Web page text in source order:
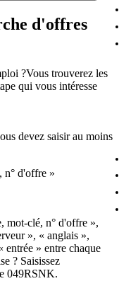
d'offres
?Vous trouverez les
qui vous intéresse
devez saisir au moins
n° d'offre »
mot-clé, n° d'offre »,
», « anglais »,
entrée » entre chaque
? Saisissez
049RSNK.